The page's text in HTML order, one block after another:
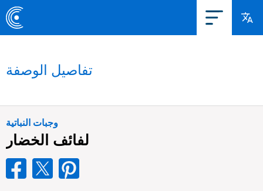
تفاصيل الوصفة
وجبات النباتية
لفائف الخضار